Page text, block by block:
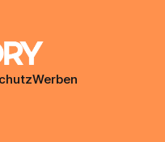
Werben